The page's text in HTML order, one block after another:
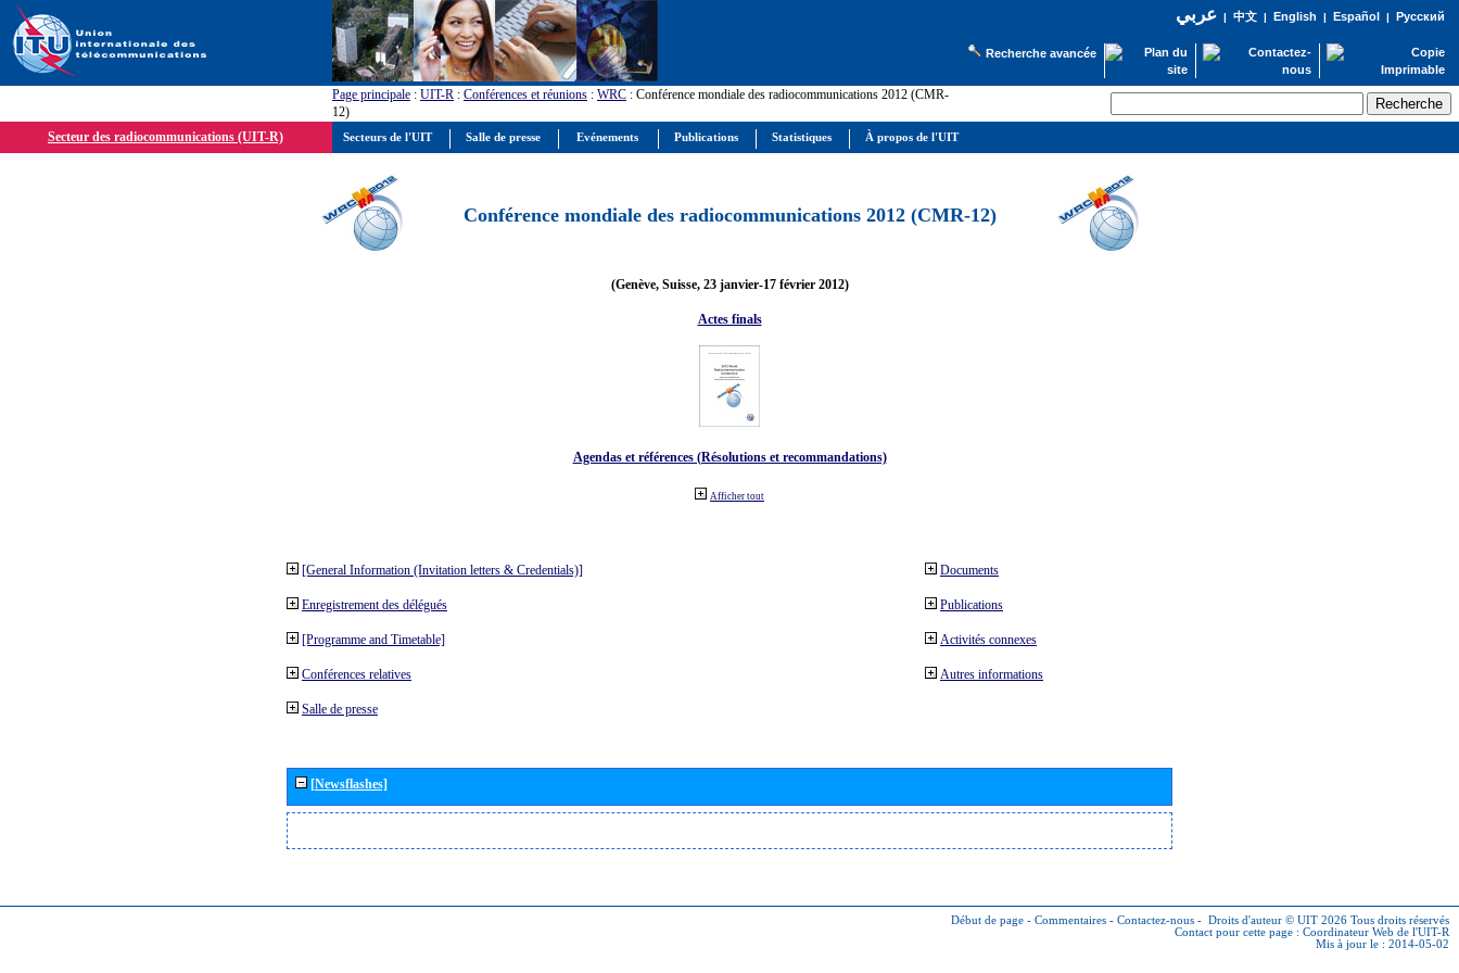
عربي| 中文| English | Español | Русский
Recherche avancée
Page principale : UIT-R : Conférences et réunions : WRC : Conférence mondiale des radiocommunications 2012 (CMR-
12)
Secteur des radiocommunications (UIT-R)
Conférence mondiale des radiocommunications 2012 (CMR-12)
(Genève, Suisse, 23 janvier-17 février 2012)
Actes finals
Agendas et références (Résolutions et recommandations)
Afficher tout
[General Information (Invitation letters & Credentials)]
Enregistrement des délégués
[Programme and Timetable]
Conférences relatives
Salle de presse
Documents
Publications
Activités connexes
Autres informations
[Newsflashes]
Début de page - Commentaires - Contactez-nous - Droits d'auteur © UIT 2026 Tous droits réservés
Contact pour cette page : Coordinateur Web de l'UIT-R
Mis à jour le : 2014-05-02
Secteurs de l'UIT Salle de presse Evénements Publications Statistiques À propos de l'UIT